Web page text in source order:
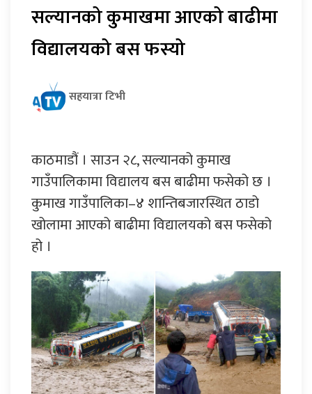
सल्यानको कुमाखमा आएको बाढीमा
विद्यालयको बस फस्यो
सहयात्रा टिभी
काठमाडौं । साउन २८, सल्यानको कुमाख
गाउँपालिकामा विद्यालय बस बाढीमा फसेको छ ।
कुमाख गाउँपालिका–४ शान्तिबजारस्थित ठाडो
खोलामा आएको बाढीमा विद्यालयको बस फसेको
हो ।